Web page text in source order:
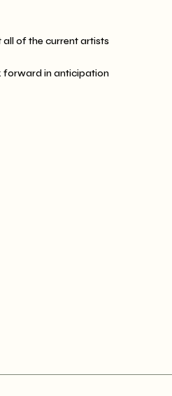
all of the current artists
forward in anticipation